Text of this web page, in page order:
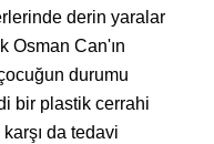
derin yaralar
Osman Can'ın
durumu
bir plastik cerrahi
da tedavi